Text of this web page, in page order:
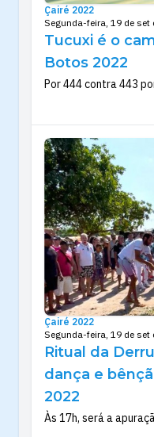
Çairé 2022
Segunda-feira, 19 de set
Tucuxi é o
Botos 2022
Por 444 contra 443
Çairé 2022
Segunda-feira, 19 de set
Ritual da
dança e
2022
Às 17h, será a